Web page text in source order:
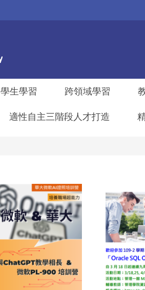
學生學習 跨領域學習
適性自主三階段人才打造